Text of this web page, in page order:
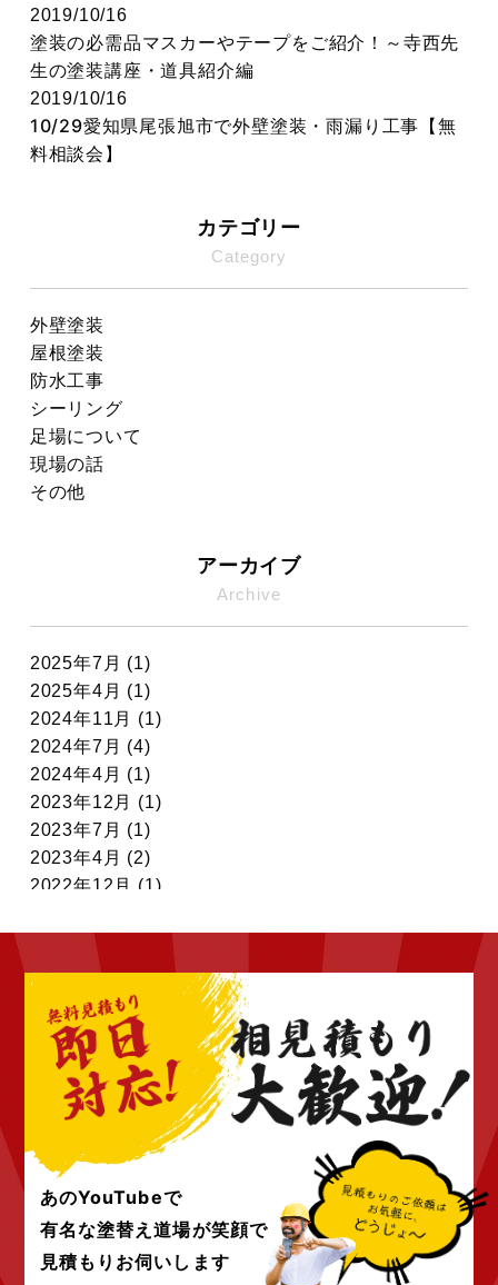
2019/10/16
塗装の必需品マスカーやテープをご紹介！～寺西先
生の塗装講座・道具紹介編
2019/10/16
10/29愛知県尾張旭市で外壁塗装・雨漏り工事【無
料相談会】
カテゴリー
Category
外壁塗装
屋根塗装
防水工事
シーリング
足場について
現場の話
その他
アーカイブ
Archive
2025年7月 (1)
2025年4月 (1)
2024年11月 (1)
2024年7月 (4)
2024年4月 (1)
2023年12月 (1)
2023年7月 (1)
2023年4月 (2)
2022年12月 (1)
2022年10月 (6)
2022年9月 (6)
2022年8月 (4)
2022年7月 (6)
2022年6月 (4)
2022年5月 (4)
2022年4月 (4)
2022年2月 (4)
2022年1月 (4)
2021年12月 (4)
2021年9月 (24)
あのYouTubeで
有名な塗替え道場が笑顔で
見積もりお伺いします